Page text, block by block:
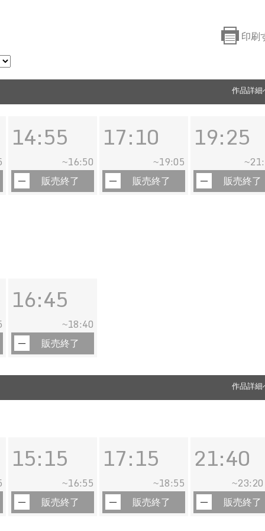
印刷
作品詳細
14:55
~16:50
販売終了
17:10
~19:05
販売終了
19:25
~
販売終了
16:45
~18:40
販売終了
作品詳細
15:15
~16:55
販売終了
17:15
~18:55
販売終了
21:40
~23:20
販売終了